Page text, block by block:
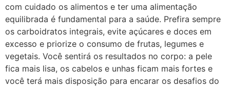
com cuidado os alimentos e ter uma alimentação
equilibrada é fundamental para a saúde. Prefira sempre
os carboidratos integrais, evite açúcares e doces em
excesso e priorize o consumo de frutas, legumes e
vegetais. Você sentirá os resultados no corpo: a pele
fica mais lisa, os cabelos e unhas ficam mais fortes e
você terá mais disposição para encarar os desafios do